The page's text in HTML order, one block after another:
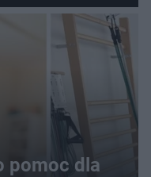
pomoc dla